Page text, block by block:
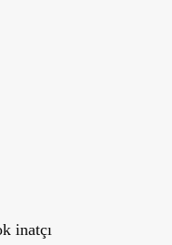
inatçı